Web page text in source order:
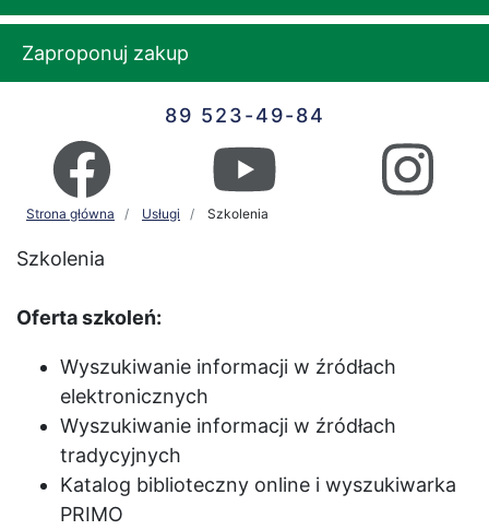
Zaproponuj zakup
89 523-49-84
Strona główna Usługi Szkolenia
Szkolenia
Oferta szkoleń:
Wyszukiwanie informacji w źródłach
elektronicznych
Wyszukiwanie informacji w źródłach
tradycyjnych
Katalog biblioteczny online i wyszukiwarka
PRIMO